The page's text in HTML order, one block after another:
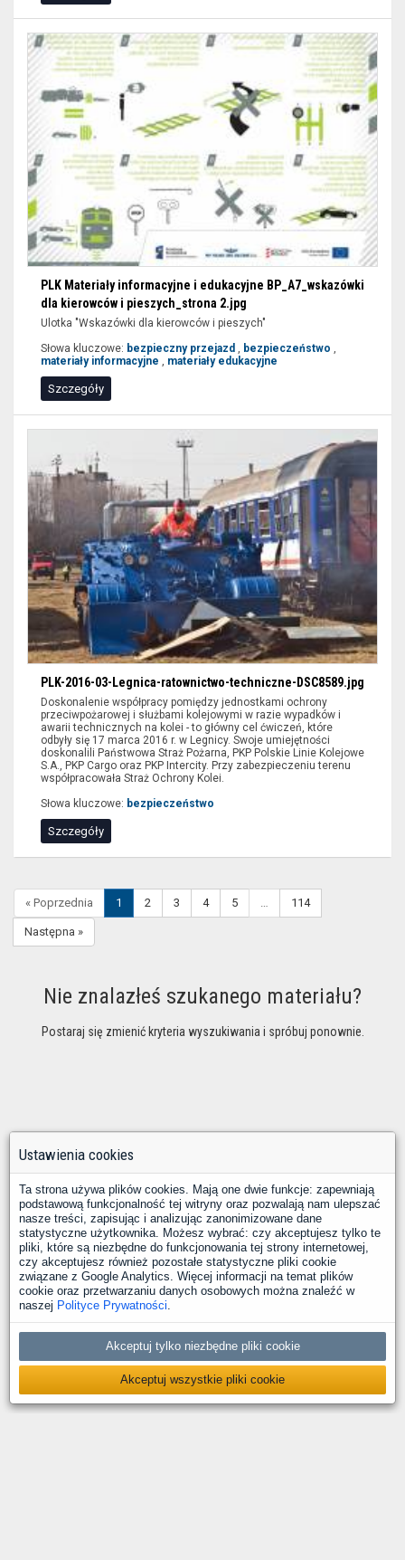
bezpieczeństwa,
ambasador
bezpieczeństwa
PLK Materiały informacyjne i edukacyjne BP_A7_wskazówki
dla kierowców i pieszych_strona 2.jpg
Ulotka "Wskazówki dla kierowców i pieszych"
Słowa kluczowe: bezpieczny przejazd , bezpieczeństwo ,
materiały informacyjne , materiały edukacyjne
Szczegóły
PLK-2016-03-Legnica-ratownictwo-techniczne-DSC8589.jpg
Doskonalenie współpracy pomiędzy jednostkami ochrony
przeciwpożarowej i służbami kolejowymi w razie wypadków i
awarii technicznych na kolei - to główny cel ćwiczeń, które
odbyły się 17 marca 2016 r. w Legnicy. Swoje umiejętności
doskonalili Państwowa Straż Pożarna, PKP Polskie Linie Kolejowe
S.A., PKP Cargo oraz PKP Intercity. Przy zabezpieczeniu terenu
współpracowała Straż Ochrony Kolei.
Słowa kluczowe: bezpieczeństwo
Szczegóły
« Poprzednia 1 2 3 4 5 114
Następna »
Nie znalazłeś szukanego materiału?
Postaraj się zmienić kryteria wyszukiwania i spróbuj ponownie.
Ustawienia cookies
Ta strona używa plików cookies. Mają one dwie funkcje: zapewniają
podstawową funkcjonalność tej witryny oraz pozwalają nam ulepszać
nasze treści, zapisując i analizując zanonimizowane dane
statystyczne użytkownika. Możesz wybrać: czy akceptujesz tylko te
pliki, które są niezbędne do funkcjonowania tej strony internetowej,
czy akceptujesz również pozostałe statystyczne pliki cookie
związane z Google Analytics. Więcej informacji na temat plików
cookie oraz przetwarzaniu danych osobowych można znaleźć w
naszej Polityce Prywatności.
Akceptuj tylko niezbędne pliki cookie
Akceptuj wszystkie pliki cookie